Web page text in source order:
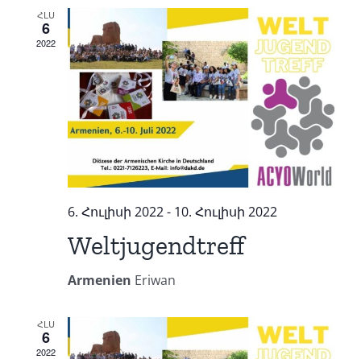
ՀԼՍ
6
2022
6. Հուլիսի 2022- 10. Հուլիսի 2022
Weltjugendtreff
Armenien Eriwan
ՀԼՍ
6
2022